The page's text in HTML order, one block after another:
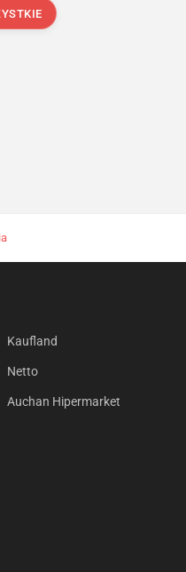
Kaufland
Netto
Auchan Hipermarket